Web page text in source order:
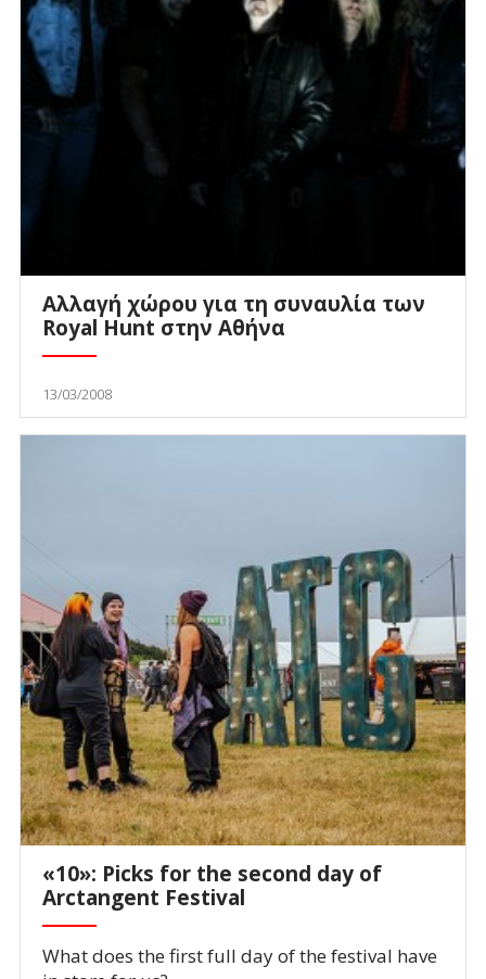
Αλλαγή χώρου για τη συναυλία των
Royal Hunt στην Αθήνα
13/03/2008
«10»: Picks for the second day of
Arctangent Festival
What does the first full day of the festival have